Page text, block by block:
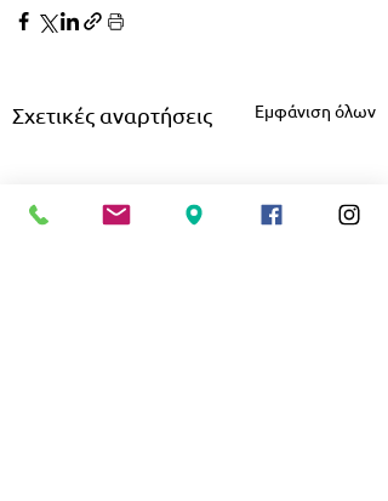
Σχετικές αναρτήσεις Εμφάνιση όλων